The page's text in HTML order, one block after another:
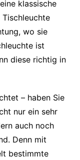
klassische
wo sie
ist
diese richtig in
– haben Sie
nur ein sehr
auch noch
Denn mit
bestimmte